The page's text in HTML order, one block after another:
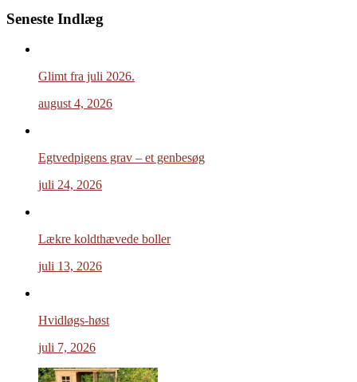
Seneste Indlæg
Glimt fra juli 2026.
august 4, 2026
Egtvedpigens grav – et genbesøg
juli 24, 2026
Lækre koldthævede boller
juli 13, 2026
Hvidløgs-høst
juli 7, 2026